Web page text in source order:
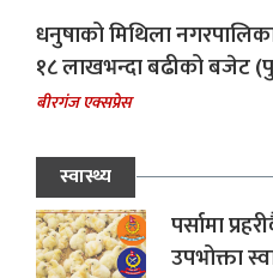
धनुषाको मिथिला
१८ लाखभन्दा बढीको बजेट
बीरगंज एक्सप्रेस
स्वास्थ्य
पर्सामा
उपभोक्ता